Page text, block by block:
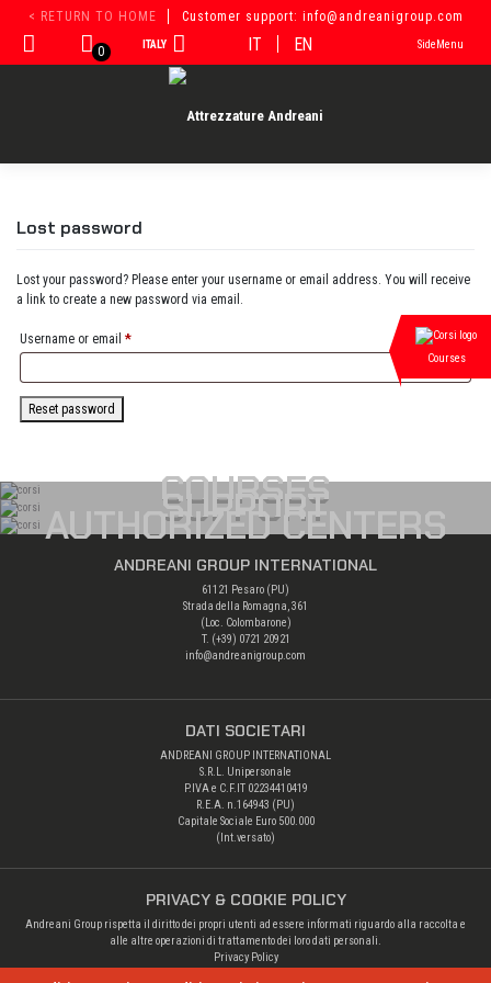
content
< RETURN TO HOME Customer support: info@andreanigroup.com
0 ITALY IT EN SideMenu
Lost password
Lost your password? Please enter your username or email address. You will receive
a link to create a new password via email.
Username or email *Required
Reset password
COURSES
SUPPORT
AUTHORIZED CENTERS
ANDREANI GROUP INTERNATIONAL
61121 Pesaro (PU)
Strada della Romagna, 361
(Loc. Colombarone)
T. (+39) 0721 20921
info@andreanigroup.com
DATI SOCIETARI
ANDREANI GROUP INTERNATIONAL
S.R.L. Unipersonale
P.IVA e C.F.IT 02234410419
R.E.A. n.164943 (PU)
Capitale Sociale Euro 500.000
(Int.versato)
PRIVACY & COOKIE POLICY
Andreani Group rispetta il diritto dei propri utenti ad essere informati riguardo alla raccolta e
alle altre operazioni di trattamento dei loro dati personali.
Privacy Policy
Courses